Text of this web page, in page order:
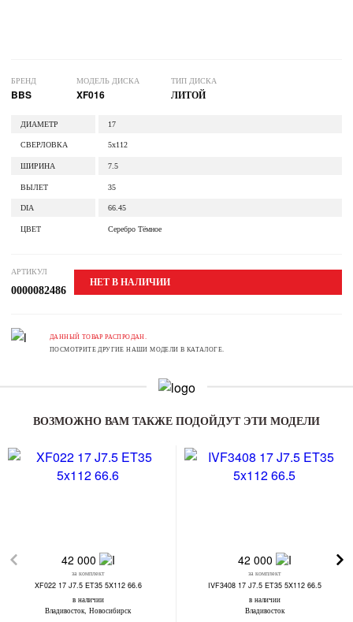
БРЕНД
BBS
МОДЕЛЬ ДИСКА
XF016
ТИП ДИСКА
ЛИТОЙ
ДИАМЕТР 17
СВЕРЛОВКА 5x112
ШИРИНА 7.5
ВЫЛЕТ 35
DIA 66.45
ЦВЕТ Серебро Тёмное
АРТИКУЛ
0000082486
НЕТ В НАЛИЧИИ
ДАННЫЙ ТОВАР РАСПРОДАН.
ПОСМОТРИТЕ ДРУГИЕ НАШИ МОДЕЛИ В КАТАЛОГЕ.
ВОЗМОЖНО ВАМ ТАКЖЕ ПОДОЙДУТ ЭТИ МОДЕЛИ
42 000
за комплект
XF022 17 J7.5 ET35 5X112 66.6
в наличии
Владивосток, Новосибирск
42 000
за комплект
IVF3408 17 J7.5 ET35 5X112 66.5
в наличии
Владивосток